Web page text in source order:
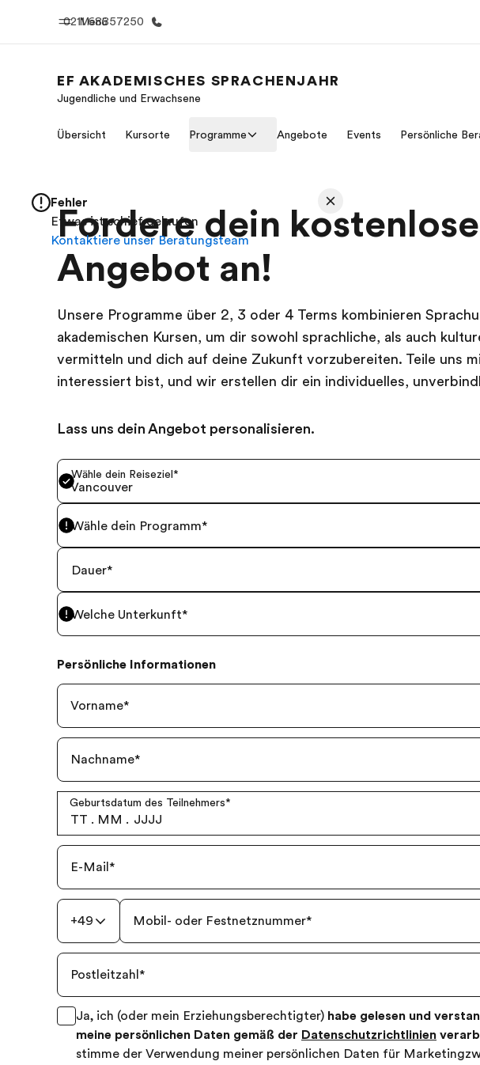
Menü
0211 68857250
Willkommen bei EF Alle Programme ansehen
EF AKADEMISCHES SPRACHENJAHR
Jugendliche und Erwachsene
Übersicht Kursorte Programme Angebote Events Persönliche
Fordere dein
Angebot an!
Unsere Programme über 2, 3 oder 4 Terms kombinieren
akademischen Kursen, um dir sowohl sprachliche, als auch
vermitteln und dich auf deine Zukunft vorzubereiten. Teile uns
interessiert bist, und wir erstellen dir ein individuelles,
Lass uns dein Angebot personalisieren.
Wähle dein Reiseziel*
Vancouver
Wähle dein Programm*
Dauer*
Welche Unterkunft*
Persönliche Informationen
Vorname*
Nachname*
Geburtsdatum des Teilnehmers*
TT . MM . JJJJ
E-Mail *
+49 Mobil- oder Festnetznummer*
Postleitzahl *
Ja, ich (oder mein Erziehungsberechtigter) habe gelesen und
meine persönlichen Daten gemäß der Datenschutzrichtlinien
stimme der Verwendung meiner persönlichen Daten für
Fehler
Etwas ist schief gelaufen
Kontaktiere unser Beratungsteam